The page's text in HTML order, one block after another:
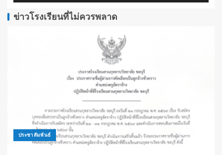
ข่าวโรงเรียนที่ไม่ควรพลาด
ประชาสัมพันธ์